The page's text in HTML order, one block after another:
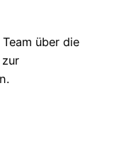
über die